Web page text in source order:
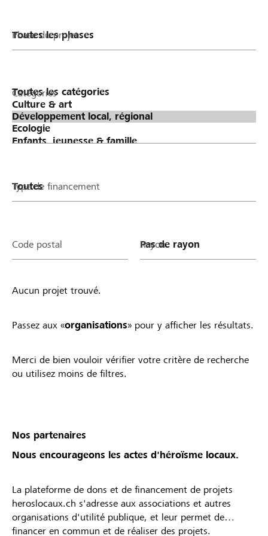
Phase du projet
Catégories
Type de financement
Code postal Rayon
Aucun projet trouvé.
Passez aux «organisations» pour y afficher les résultats.
Merci de bien vouloir vérifier votre critère de recherche
ou utilisez moins de filtres.
Nos partenaires
Nous encourageons les actes d'héroïsme locaux.
La plateforme de dons et de financement de projets
heroslocaux.ch s'adresse aux associations et autres
organisations d'utilité publique, et leur permet de
financer en commun et de réaliser des projets.